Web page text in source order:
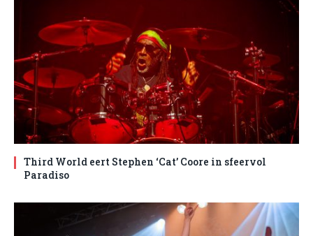
Third World eert Stephen ‘Cat’ Coore in sfeervol
Paradiso